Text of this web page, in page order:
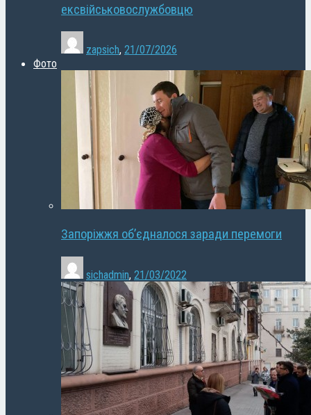
ексвійськовослужбовцю
zapsich, 21/07/2026
Фото
Запоріжжя об’єдналося заради перемоги
sichadmin, 21/03/2022